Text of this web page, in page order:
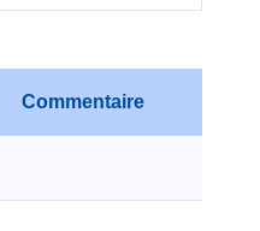
Commentaire